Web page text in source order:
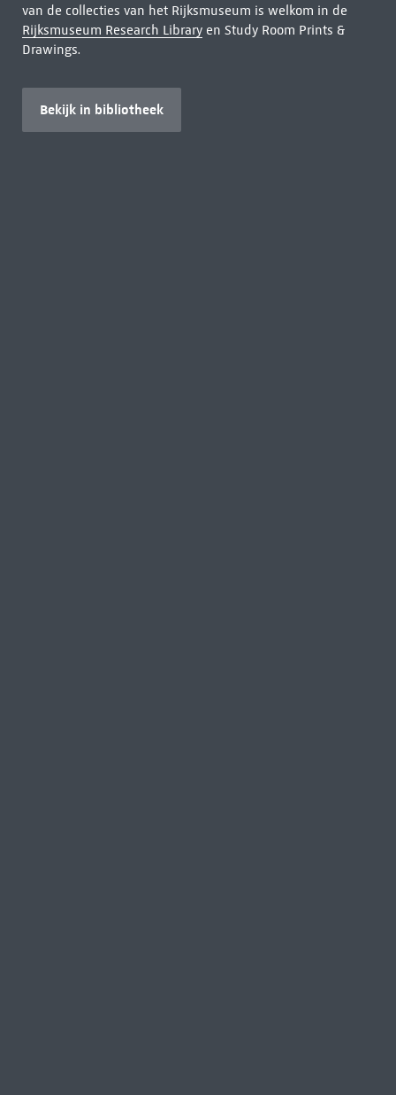
van de collecties van het Rijksmuseum is welkom in de
Rijksmuseum Research Libraryen Study Room Prints &
Drawings.
Bekijk in bibliotheek